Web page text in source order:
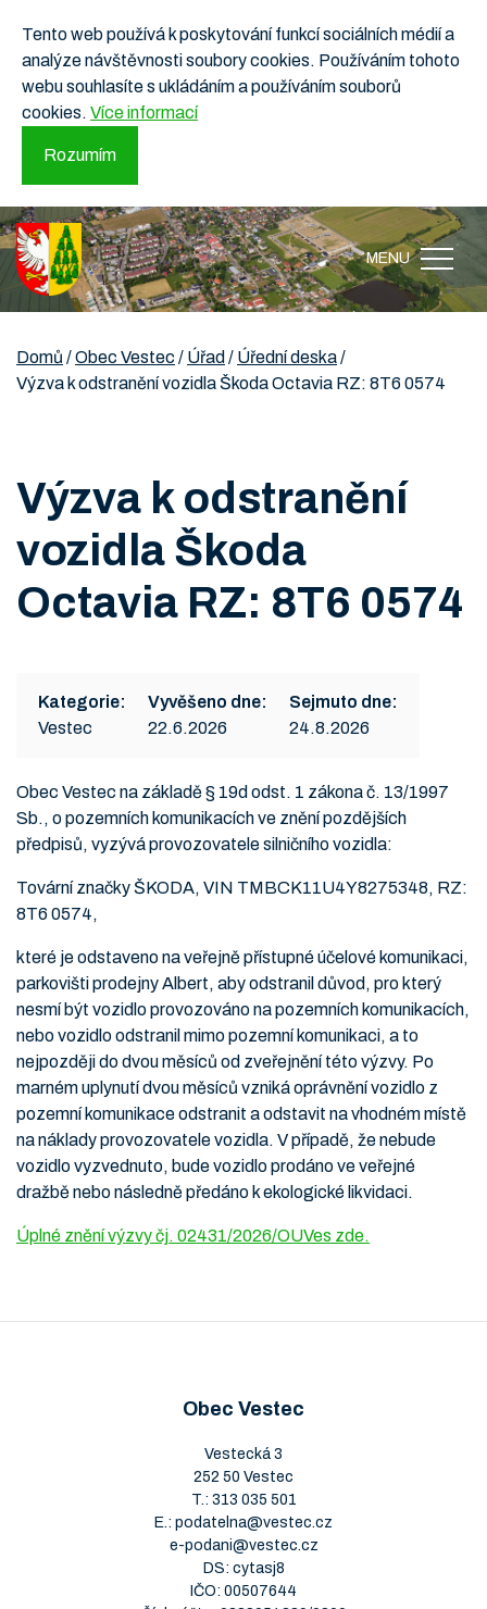
Tento web používá k poskytování funkcí sociálních médií a
analýze návštěvnosti soubory cookies. Používáním tohoto
webu souhlasíte s ukládáním a používáním souborů
cookies. Více informací
Rozumím
MENU
Domů /Obec Vestec / Úřad / Úřední deska/
Výzva k odstranění vozidla Škoda Octavia RZ: 8T6 0574
Výzva k odstranění
vozidla Škoda
Octavia RZ: 8T6 0574
Kategorie:
Vestec
Vyvěšeno dne:
22.6.2026
Sejmuto dne:
24.8.2026
Obec Vestec na základě § 19d odst. 1 zákona č. 13/1997
Sb., o pozemních komunikacích ve znění pozdějších
předpisů, vyzývá provozovatele silničního vozidla:
Tovární značky ŠKODA, VIN TMBCK11U4Y8275348, RZ:
8T6 0574,
které je odstaveno na veřejně přístupné účelové komunikaci,
parkovišti prodejny Albert, aby odstranil důvod, pro který
nesmí být vozidlo provozováno na pozemních komunikacích,
nebo vozidlo odstranil mimo pozemní komunikaci, a to
nejpozději do dvou měsíců od zveřejnění této výzvy. Po
marném uplynutí dvou měsíců vzniká oprávnění vozidlo z
pozemní komunikace odstranit a odstavit na vhodném místě
na náklady provozovatele vozidla. V případě, že nebude
vozidlo vyzvednuto, bude vozidlo prodáno ve veřejné
dražbě nebo následně předáno k ekologické likvidaci.
Úplné znění výzvy čj. 02431/2026/OUVes zde.
Obec Vestec
Vestecká 3
252 50 Vestec
T.: 313 035 501
E.: podatelna@vestec.cz
e-podani@vestec.cz
DS: cytasj8
IČO: 00507644